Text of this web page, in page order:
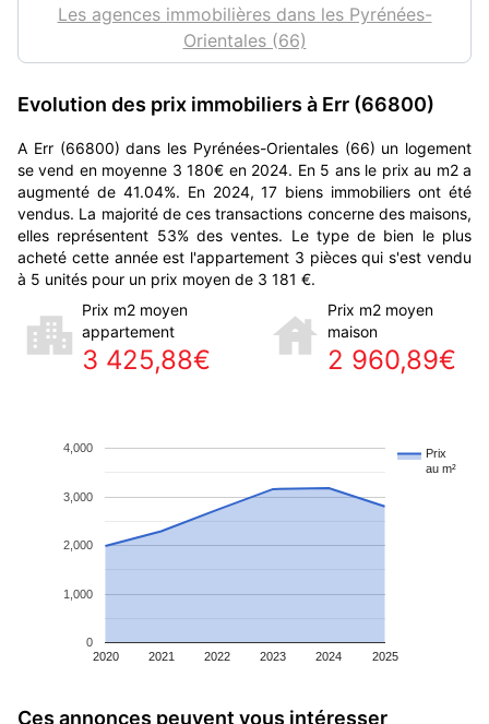
Les agences immobilières dans les Pyrénées-
Orientales (66)
Evolution des prix immobiliers à Err (66800)
A Err (66800) dans les Pyrénées-Orientales (66) un logement
se vend en moyenne 3 180€ en 2024. En 5 ans le prix au m2 a
augmenté de 41.04%. En 2024, 17 biens immobiliers ont été
vendus. La majorité de ces transactions concerne des maisons,
elles représentent 53% des ventes. Le type de bien le plus
acheté cette année est l'appartement 3 pièces qui s'est vendu
à 5 unités pour un prix moyen de 3 181 €.
Prix m2 moyen
appartement
3 425,88€
Prix m2 moyen
maison
2 960,89€
Prix
au m²
2020 2021 2022 2023 2024 2025
0
1,000
2,000
3,000
4,000
Ces annonces peuvent vous intéresser